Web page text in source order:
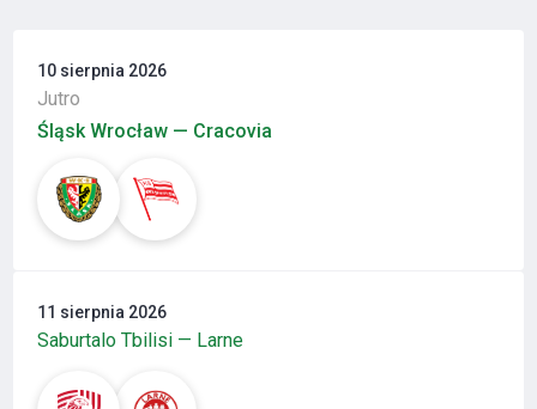
10 sierpnia 2026
Jutro
Śląsk Wrocław — Cracovia
11 sierpnia 2026
Saburtalo Tbilisi — Larne